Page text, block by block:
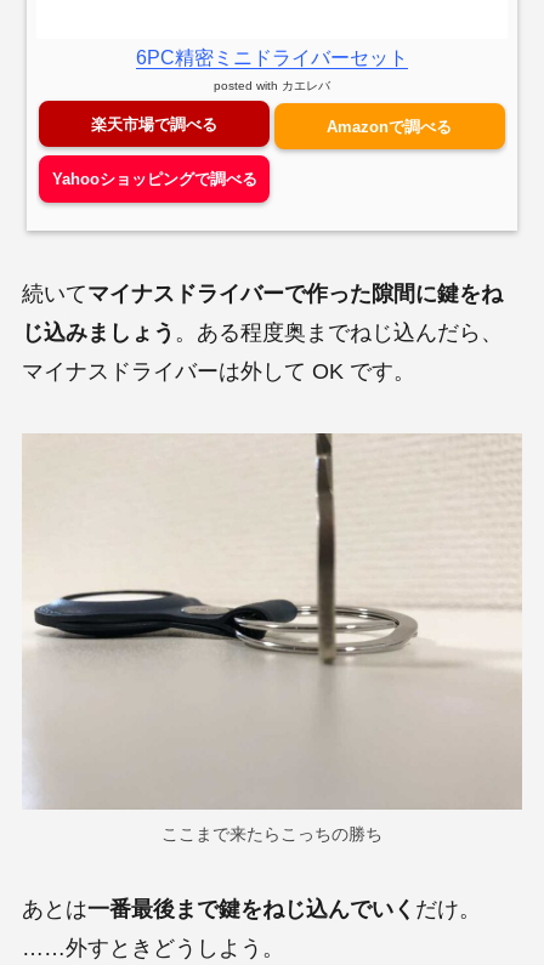
6PC精密ミニドライバーセット
posted with カエレバ
楽天市場で調べる Amazonで調べる
Yahooショッピングで調べる
続いてマイナスドライバーで作った隙間に鍵をね
じ込みましょう 。ある程度奥までねじ込んだら、
マイナスドライバーは外して OK です。
ここまで来たらこっちの勝ち
あとは一番最後まで鍵をねじ込んでいく だけ。
……外すときどうしよう。